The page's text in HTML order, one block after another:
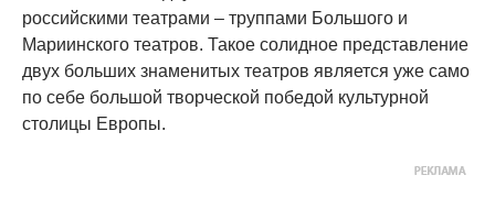
российскими театрами – труппами Большого и
Мариинского театров. Такое солидное представление
двух больших знаменитых театров является уже само
по себе большой творческой победой культурной
столицы Европы.